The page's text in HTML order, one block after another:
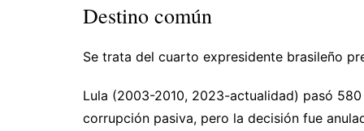
Destino común
Se trata del cuarto expresidente brasileño
Lula (2003-2010, 2023-actualidad) pasó
corrupción pasiva, pero la decisión fue